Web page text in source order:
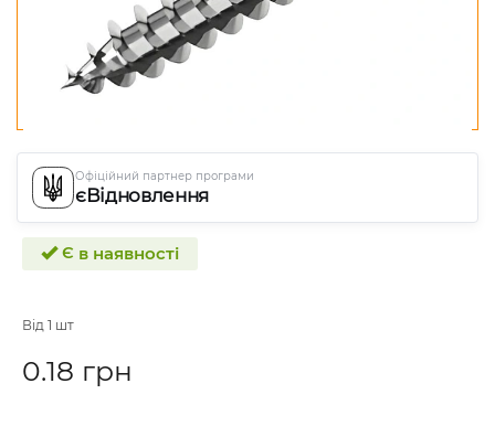
Офіційний партнер програми
єВідновлення
Є в наявності
Від 1 шт
0.18 грн